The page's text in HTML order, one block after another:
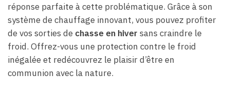
réponse parfaite à cette problématique. Grâce à son
système de chauffage innovant, vous pouvez profiter
de vos sorties de chasse en hiver sans craindre le
froid. Offrez-vous une protection contre le froid
inégalée et redécouvrez le plaisir d’être en
communion avec la nature.